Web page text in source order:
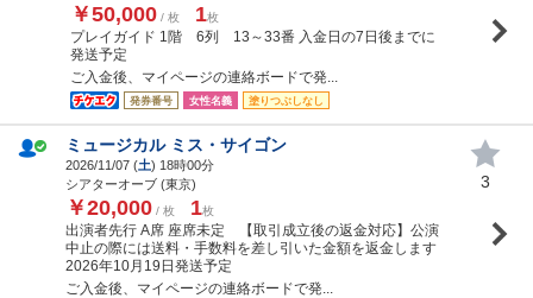
￥50,000 / 枚 1枚
プレイガイド 1階 6列 13～33番 入金日の7日後までに
発送予定
ご入金後、マイページの連絡ボードで発...
発券番号 女性名義 塗りつぶしなし
ミュージカル ミス・サイゴン
2026/11/07 (土) 18時00分
シアターオーブ (東京)
￥20,000 / 枚 1枚
出演者先行 A席 座席未定 【取引成立後の返金対応】公演
中止の際には送料・手数料を差し引いた金額を返金します
2026年10月19日発送予定
ご入金後、マイページの連絡ボードで発...
3